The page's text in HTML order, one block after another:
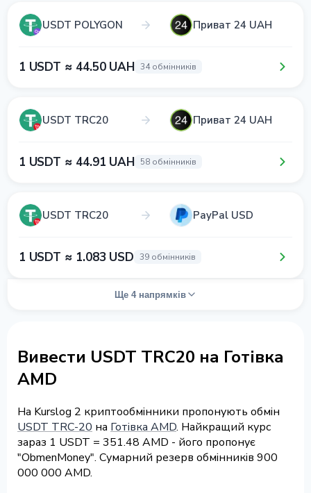
USDT POLYGON Приват 24 UAH
1 USDT ≈ 44.50 UAH 34 обмінників
USDT TRC20 Приват 24 UAH
1 USDT ≈ 44.91 UAH 58 обмінників
USDT TRC20 PayPal USD
1 USDT ≈ 1.083 USD 39 обмінників
Ще 4 напрямків
Вивести USDT TRC20 на Готівка
AMD
На Kurslog 2 криптообмінники пропонують обмін
USDT TRC-20 на Готівка AMD. Найкращий курс
зараз 1 USDT = 351.48 AMD - його пропонує
"ObmenMoney". Сумарний резерв обмінників 900
000 000 AMD.